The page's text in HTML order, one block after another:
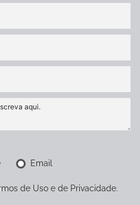
Email
de Uso e de Privacidade.